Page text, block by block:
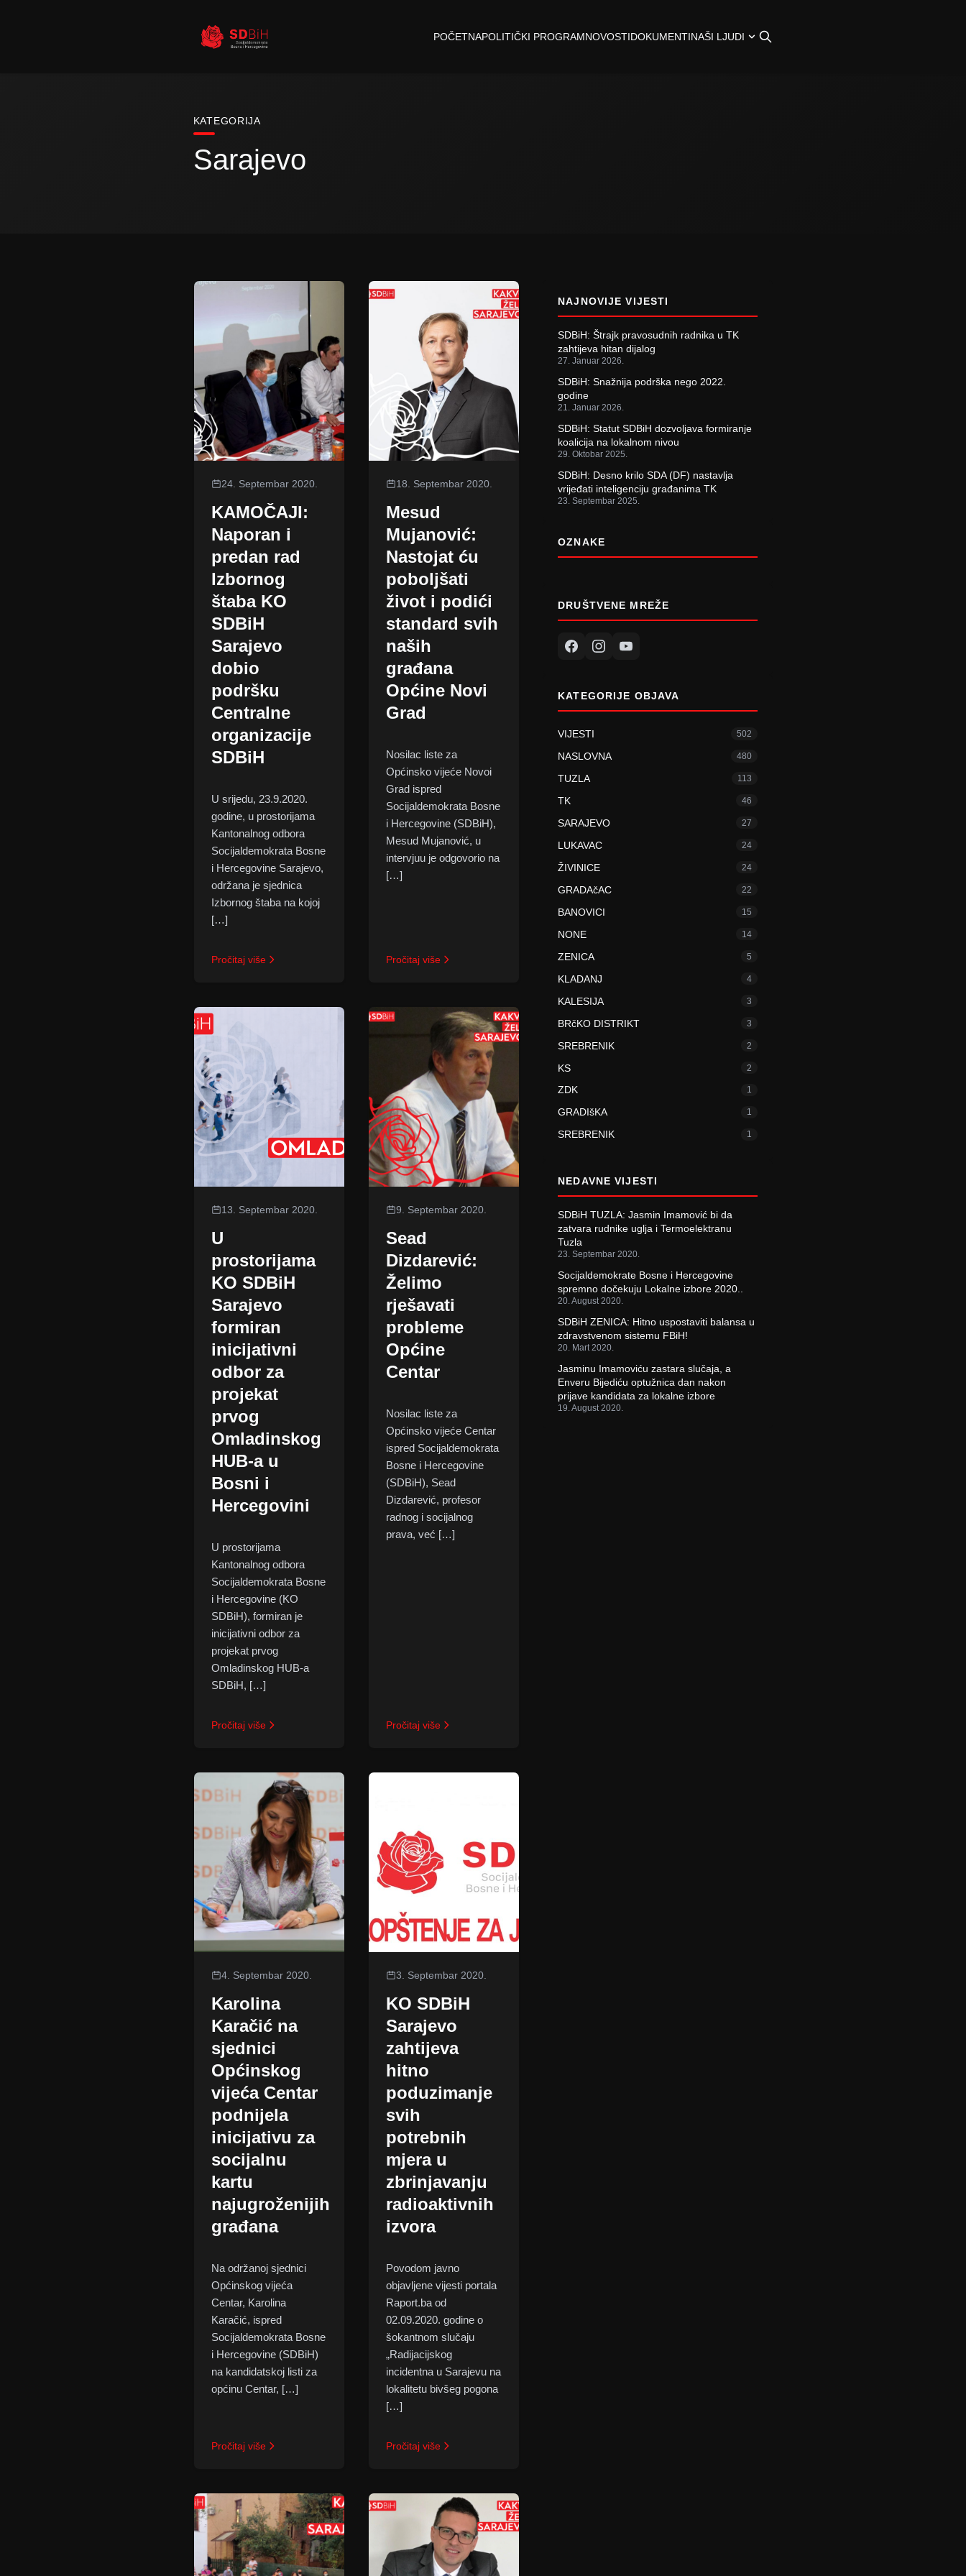
POČETNAPOLITIČKI PROGRAMNOVOSTIDOKUMENTINAŠI LJUDI
KATEGORIJA
Sarajevo
24. Septembar 2020.
KAMOČAJI:
Naporan i
predan rad
Izbornog
štaba KO
SDBiH
Sarajevo
dobio
podršku
Centralne
organizacije
SDBiH
U srijedu, 23.9.2020.
godine, u prostorijama
Kantonalnog odbora
Socijaldemokrata Bosne
i Hercegovine Sarajevo,
održana je sjednica
Izbornog štaba na kojoj
[…]
Pročitaj više
18. Septembar 2020.
Mesud
Mujanović:
Nastojat ću
poboljšati
život i podići
standard svih
naših
građana
Općine Novi
Grad
Nosilac liste za
Općinsko vijeće Novoi
Grad ispred
Socijaldemokrata Bosne
i Hercegovine (SDBiH),
Mesud Mujanović, u
intervjuu je odgovorio na
[…]
Pročitaj više
13. Septembar 2020.
U
prostorijama
KO SDBiH
Sarajevo
formiran
inicijativni
odbor za
projekat
prvog
Omladinskog
HUB-a u
Bosni i
Hercegovini
U prostorijama
Kantonalnog odbora
Socijaldemokrata Bosne
i Hercegovine (KO
SDBiH), formiran je
inicijativni odbor za
projekat prvog
Omladinskog HUB-a
SDBiH, […]
Pročitaj više
9. Septembar 2020.
Sead
Dizdarević:
Želimo
rješavati
probleme
Općine
Centar
Nosilac liste za
Općinsko vijeće Centar
ispred Socijaldemokrata
Bosne i Hercegovine
(SDBiH), Sead
Dizdarević, profesor
radnog i socijalnog
prava, već […]
Pročitaj više
4. Septembar 2020.
Karolina
Karačić na
sjednici
Općinskog
vijeća Centar
podnijela
inicijativu za
socijalnu
kartu
najugroženijih
građana
Na održanoj sjednici
Općinskog vijeća
Centar, Karolina
Karačić, ispred
Socijaldemokrata Bosne
i Hercegovine (SDBiH)
na kandidatskoj listi za
općinu Centar, […]
Pročitaj više
3. Septembar 2020.
KO SDBiH
Sarajevo
zahtijeva
hitno
poduzimanje
svih
potrebnih
mjera u
zbrinjavanju
radioaktivnih
izvora
Povodom javno
objavljene vijesti portala
Raport.ba od
02.09.2020. godine o
šokantnom slučaju
„Radijacijskog
incidentna u Sarajevu na
lokalitetu bivšeg pogona
[…]
Pročitaj više
NAJNOVIJE VIJESTI
SDBiH: Štrajk pravosudnih radnika u TK
zahtijeva hitan dijalog
27. Januar 2026.
SDBiH: Snažnija podrška nego 2022.
godine
21. Januar 2026.
SDBiH: Statut SDBiH dozvoljava formiranje
koalicija na lokalnom nivou
29. Oktobar 2025.
SDBiH: Desno krilo SDA (DF) nastavlja
vrijeđati inteligenciju građanima TK
23. Septembar 2025.
OZNAKE
DRUŠTVENE MREŽE
KATEGORIJE OBJAVA
VIJESTI 502
NASLOVNA 480
TUZLA 113
TK 46
SARAJEVO 27
LUKAVAC 24
ŽIVINICE 24
GRADAčAC 22
BANOVICI 15
NONE 14
ZENICA 5
KLADANJ 4
KALESIJA 3
BRčKO DISTRIKT 3
SREBRENIK 2
KS 2
ZDK 1
GRADIšKA 1
SREBRENIK 1
NEDAVNE VIJESTI
SDBiH TUZLA: Jasmin Imamović bi da
zatvara rudnike uglja i Termoelektranu
Tuzla
23. Septembar 2020.
Socijaldemokrate Bosne i Hercegovine
spremno dočekuju Lokalne izbore 2020..
20. August 2020.
SDBiH ZENICA: Hitno uspostaviti balansa u
zdravstvenom sistemu FBiH!
20. Mart 2020.
Jasminu Imamoviću zastara slučaja, a
Enveru Bijediću optužnica dan nakon
prijave kandidata za lokalne izbore
19. August 2020.